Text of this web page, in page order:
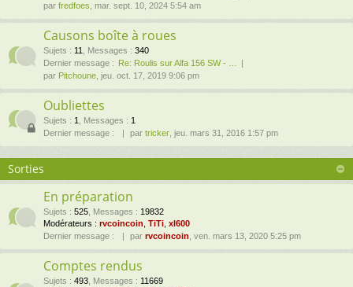
par fredfoes , mar. sept. 10, 2024 5:54 am
Causons boîte à roues
Sujets : 11 Messages : 340
Dernier message :
Re: Roulis sur Alfa 156 SW - …
par Pitchoune , jeu. oct. 17, 2019 9:06 pm
Oubliettes
Sujets : 1 Messages : 1
Dernier message :
par tricker , jeu. mars 31, 2016 1:57 pm
Sorties
En préparation
Sujets : 525 Messages : 19832
Modérateurs : rvcoincoin TiTi xl600
Dernier message :
par rvcoincoin , ven. mars 13, 2020 5:25 pm
Comptes rendus
Sujets : 493 Messages : 11669